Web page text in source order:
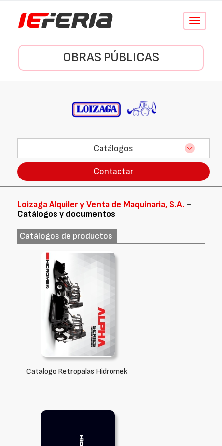
Conmutar
OBRAS PÚBLICAS
Catálogos
Contactar
Loizaga Alquiler y Venta de Maquinaria, S.A. -
Catálogos y documentos
Catálogos de productos
Catalogo Retropalas Hidromek